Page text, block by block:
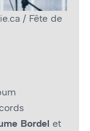
/ Fête de
Bordel et